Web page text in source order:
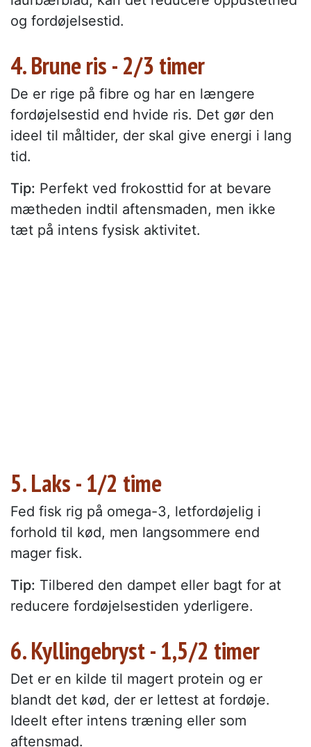
og fordøjelsestid.
4. Brune ris - 2/3 timer
De er rige på fibre og har en længere
fordøjelsestid end hvide ris. Det gør den
ideel til måltider, der skal give energi i lang
tid.
Tip: Perfekt ved frokosttid for at bevare
mætheden indtil aftensmaden, men ikke
tæt på intens fysisk aktivitet.
5. Laks - 1/2 time
Fed fisk rig på omega-3, letfordøjelig i
forhold til kød, men langsommere end
mager fisk.
Tip: Tilbered den dampet eller bagt for at
reducere fordøjelsestiden yderligere.
6. Kyllingebryst - 1,5/2 timer
Det er en kilde til magert protein og er
blandt det kød, der er lettest at fordøje.
Ideelt efter intens træning eller som
aftensmad.